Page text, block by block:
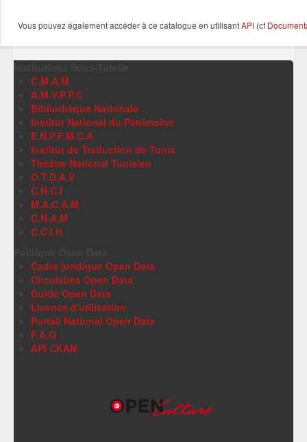
Vous pouvez également accéder à ce catalogue en utilisantAPI (cf
C.M.A.M
A.M.V.P.P.C
Bibliothèque Nationale
Institut National du Patrimoine
E.N.P.F.M.C.A
Institut de Traduction de Tunis
Théâtre National Tunisien
O.T.D.A.V
C.N.C.I
M.A.C.A.M
C.N.A.M
C.C.I.H
Cadre juridique Open Data
Circulaires Open Data
Guide Open Data
Licence d'utilisation
Portail National Open Data
F.A.Q
API CKAN